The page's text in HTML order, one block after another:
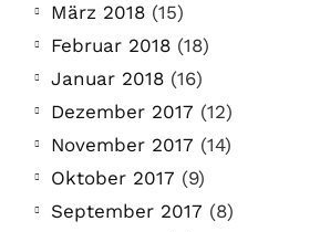
März 2018 (15)
Februar 2018 (18)
Januar 2018 (16)
Dezember 2017 (12)
November 2017 (14)
Oktober 2017 (9)
September 2017 (8)